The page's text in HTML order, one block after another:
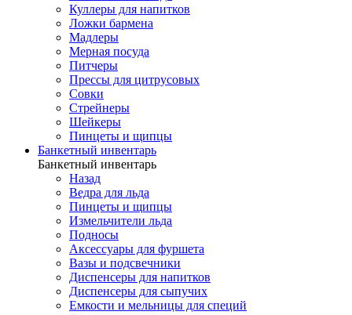
Куллеры для напитков
Ложки бармена
Мадлеры
Мерная посуда
Питчеры
Прессы для цитрусовых
Совки
Стрейнеры
Шейкеры
Пинцеты и щипцы
Банкетный инвентарь
Банкетный инвентарь
Назад
Ведра для льда
Пинцеты и щипцы
Измельчители льда
Подносы
Аксессуары для фуршета
Вазы и подсвечники
Диспенсеры для напитков
Диспенсеры для сыпучих
Емкости и мельницы для специй